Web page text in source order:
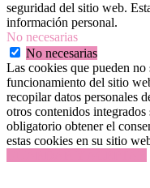
seguridad del sitio web.
información personal.
No necesarias
No necesarias
Las cookies que pueden no
funcionamiento del sitio
recopilar datos personales
otros contenidos
obligatorio obtener el
estas cookies en su sitio